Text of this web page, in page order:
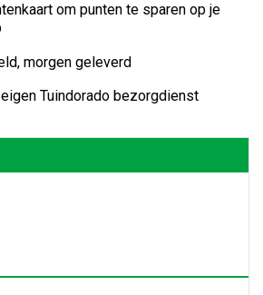
om punten te sparen op je
morgen geleverd
Tuindorado bezorgdienst